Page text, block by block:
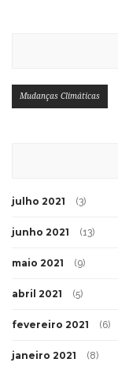
Mudanças Climáticas
julho 2021 (3)
junho 2021 (13)
maio 2021 (9)
abril 2021 (5)
fevereiro 2021 (6)
janeiro 2021 (8)